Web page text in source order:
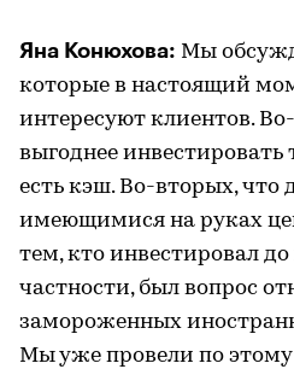
Яна Конюхова: Мы
которые в настоящий
интересуют клиентов.
выгоднее инвестировать
есть кэш. Во-вторых, что
имеющимися на руках
тем, кто инвестировал
частности, был вопрос
замороженных
Мы уже провели по